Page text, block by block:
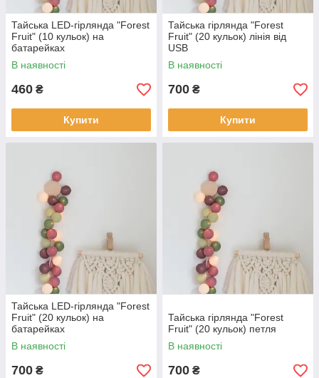
Тайська LED-гірлянда "Forest
Fruit" (10 кульок) на
батарейках
В наявності
460 ₴
Купити
Тайська гірлянда "Forest
Fruit" (20 кульок) лінія від
USB
В наявності
700 ₴
Купити
Тайська LED-гірлянда "Forest
Fruit" (20 кульок) на
батарейках
В наявності
700 ₴
Тайська гірлянда "Forest
Fruit" (20 кульок) петля
В наявності
700 ₴